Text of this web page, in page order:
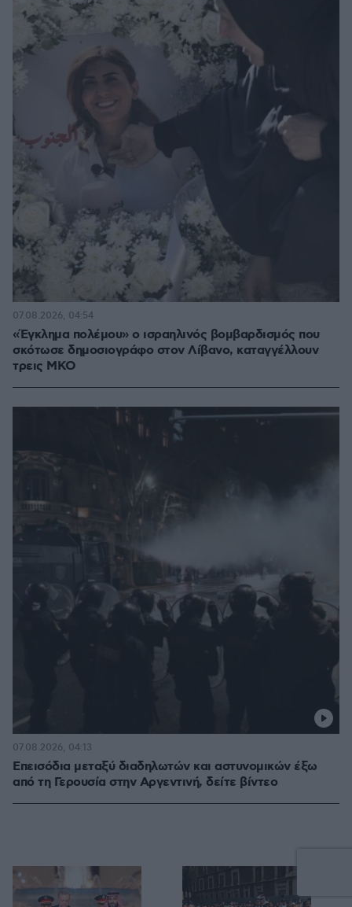
«Έγκλημα πολέμου» ο ισραηλινός βομβαρδισμός που
σκότωσε δημοσιογράφο στον Λίβανο, καταγγέλλουν
τρεις ΜΚΟ
07.08.2026, 04:54
Επεισόδια μεταξύ διαδηλωτών και αστυνομικών έξω
από τη Γερουσία στην Αργεντινή, δείτε βίντεο
07.08.2026, 04:13